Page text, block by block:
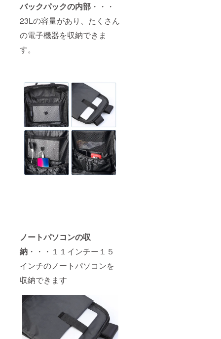
バックパックの内部 ・・・
23Lの容量があり、たくさん
の電子機器を収納できま
す。
ノートパソコンの収
納 ・・・１１インチー１５
インチのノートパソコンを
収納できます